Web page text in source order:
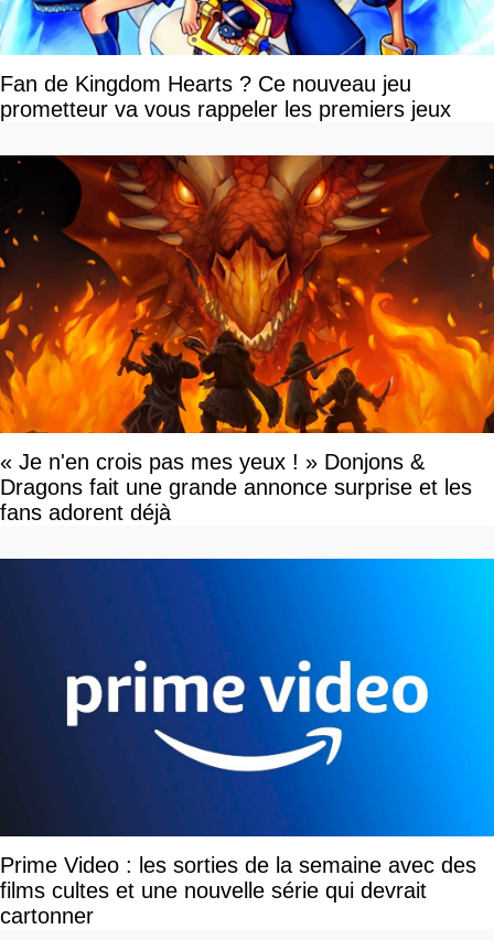
Fan de Kingdom Hearts ? Ce nouveau jeu
prometteur va vous rappeler les premiers jeux
« Je n'en crois pas mes yeux ! » Donjons &
Dragons fait une grande annonce surprise et les
fans adorent déjà
Prime Video : les sorties de la semaine avec des
films cultes et une nouvelle série qui devrait
cartonner